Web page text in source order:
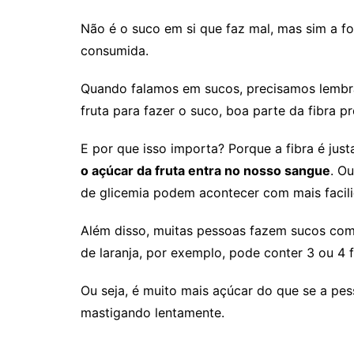
Não é o suco em si que faz mal, mas sim a
consumida.
Quando falamos em sucos, precisamos
fruta para fazer o suco, boa parte da fibra
E por que isso importa? Porque a fibra é
o açúcar da fruta entra no nosso sangue.
de glicemia podem acontecer com mais
Além disso, muitas pessoas fazem sucos
de laranja, por exemplo, pode conter 3 ou 4
Ou seja, é muito mais açúcar do que se a
mastigando lentamente.